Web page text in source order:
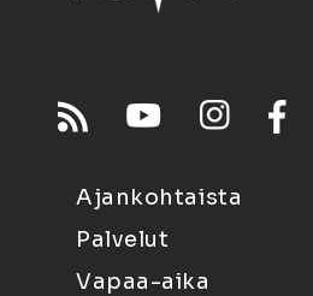
Ajankohtaista
Palvelut
Vapaa-aika